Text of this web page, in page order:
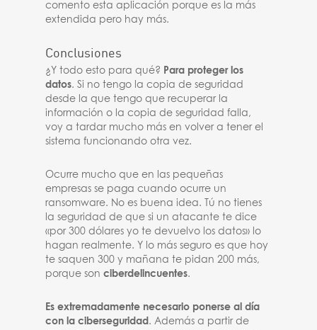
comento esta aplicación porque es la más
extendida pero hay más.
Conclusiones
¿Y todo esto para qué? Para proteger los
datos. Si no tengo la copia de seguridad
desde la que tengo que recuperar la
información o la copia de seguridad falla,
voy a tardar mucho más en volver a tener el
sistema funcionando otra vez.
Ocurre mucho que en las pequeñas
empresas se paga cuando ocurre un
ransomware. No es buena idea. Tú no tienes
la seguridad de que si un atacante te dice
«por 300 dólares yo te devuelvo los datos» lo
hagan realmente. Y lo más seguro es que hoy
te saquen 300 y mañana te pidan 200 más,
porque sonciberdelincuentes.
Es extremadamente necesario ponerse al día
con la ciberseguridad . Además a partir de